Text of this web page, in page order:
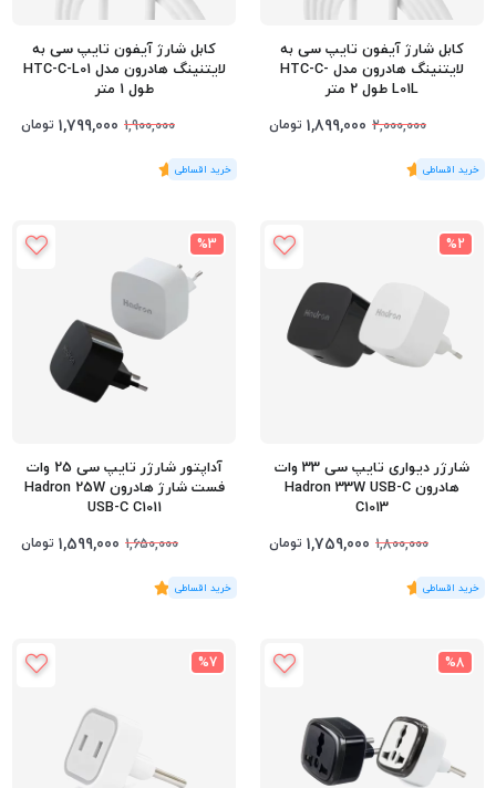
کابل شارژ آیفون تایپ سی به
لایتنینگ هادرون مدل HTC-C-
L01L طول 2 متر
2,000,000
1,899,000 تومان
(1رای)
5
کابل شارژ آیفون تایپ سی به
لایتنینگ هادرون مدل HTC-C-L01
طول 1 متر
1,900,000
1,799,000 تومان
(1رای)
5
%2
شارژر دیواری تایپ سی 33 وات
هادرون Hadron 33W USB-C
C1013
1,800,000
1,759,000 تومان
(1رای)
5
%3
آداپتور شارژر تایپ سی 25 وات
فست شارژ هادرون Hadron 25W
USB-C C1011
1,650,000
1,599,000 تومان
(3 رای)
5
%8
%7